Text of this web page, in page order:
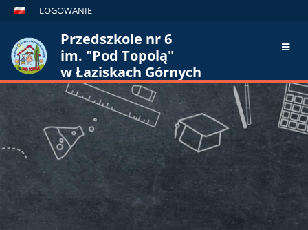
LOGOWANIE
Przedszkole nr 6
im. "Pod Topolą"
w Łaziskach Górnych